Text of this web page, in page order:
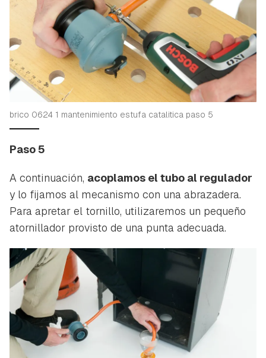
brico 0624 1 mantenimiento estufa catalitica paso 5
Paso 5
A continuación, acoplamos el tubo al regulador
y lo fijamos al mecanismo con una abrazadera.
Para apretar el tornillo, utilizaremos un pequeño
atornillador provisto de una punta adecuada.